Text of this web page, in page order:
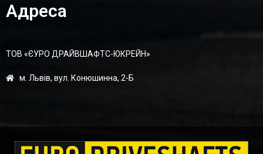
Адреса
ТОВ «ЄУРО ДРАЙВШАФТC-ЮКРЕЙН»
м. Львів, вул. Конюшинна, 2-Б